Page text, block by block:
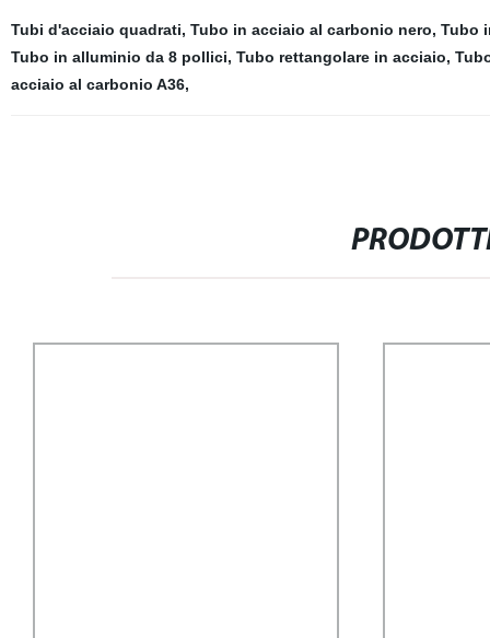
Tubi d'acciaio quadrati, Tubo in acciaio al carbonio nero, Tubo
Tubo in alluminio da 8 pollici, Tubo rettangolare in acciaio,
acciaio al carbonio A36,